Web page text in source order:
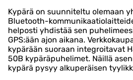
Kypärä on suunniteltu olemaan
Bluetooth-
helposti yhdistää sen
GPS:ään ajon aikana.
kypärään suoraan integroitavat
50B kypäräpuhelimet. Näillä
kypärä pysyy alkuperäisen